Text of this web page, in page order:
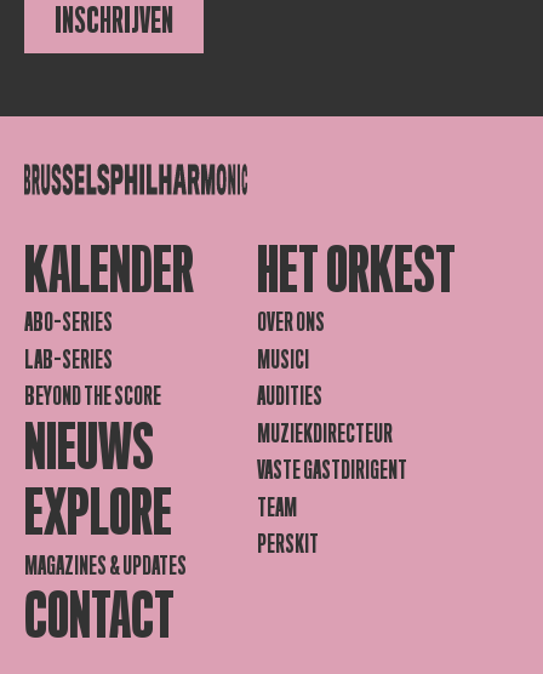
INSCHRIJVEN
KALENDER
ABO-SERIES
LAB-SERIES
BEYOND THE SCORE
NIEUWS
EXPLORE
MAGAZINES & UPDATES
CONTACT
HET ORKEST
OVER ONS
MUSICI
AUDITIES
MUZIEKDIRECTEUR
VASTE GASTDIRIGENT
TEAM
PERSKIT